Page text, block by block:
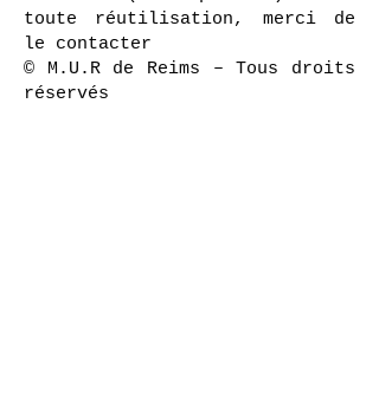
toute réutilisation, merci de
le contacter
© M.U.R de Reims – Tous droits
réservés